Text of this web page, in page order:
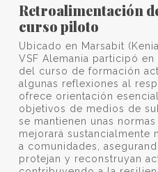
Retroalimentación
curso piloto
Ubicado en Marsabit
VSF Alemania participó
del curso de formación
algunas reflexiones al
ofrece orientación
objetivos de medios de
se mantienen unas
mejorará sustancialmente
a comunidades,
protejan y reconstruyan